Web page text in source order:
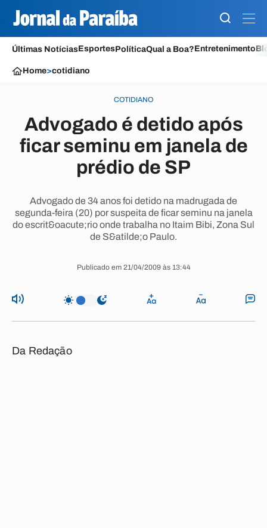
Últimas NotíciasEsportesPolíticaQual a Boa?Entretenimento
Home>cotidiano
COTIDIANO
Advogado é detido após
ficar seminu em janela de
prédio de SP
Advogado de 34 anos foi detido na madrugada de
segunda-feira (20) por suspeita de ficar seminu na janela
do escrit&oacute;rio onde trabalha no Itaim Bibi, Zona Sul
de S&atilde;o Paulo.
Publicado em 21/04/2009 às 13:44
Da Redação